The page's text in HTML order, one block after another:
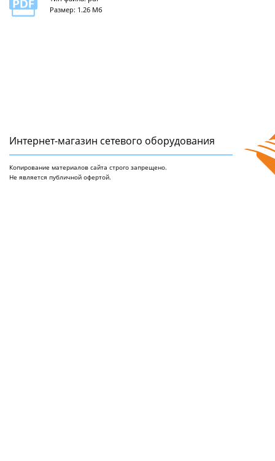
Размер: 1.26 Мб
Интернет-магазин сетeвого оборудования
Копирование материалов сайта строго запрещено.
Не является публичной офертой.